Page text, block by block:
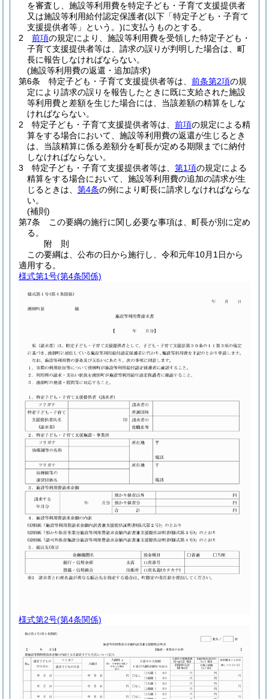
を審査し、施設等利用費を特定子ども・子育て支援提供者
又は施設等利用給付認定保護者(以下「特定子ども・子育て
支援提供者等」という。)に支払うものとする。
2
前項の規定により、施設等利用費を受領した特定子ども・
子育て支援提供者等は、請求の誤りが判明した場合は、町
長に報告しなければならない。
(施設等利用費の返還・追加請求)
第6条
特定子ども・子育て支援提供者等は、 前条第2項の規
定により請求の誤りを報告したときに既に支給された施設
等利用費と差額を生じた場合には、当該差額の精算をしな
ければならない。
2
特定子ども・子育て支援提供者等は、 前項の規定による精
算をする場合において、施設等利用費の返還が生じるとき
は、当該精算に係る差額分を町長が定める期限までに納付
しなければならない。
3
特定子ども・子育て支援提供者等は、 第1項の規定による
精算をする場合において、施設等利用費の追加の請求が生
じるときは、 第4条の例により町長に請求しなければならな
い。
(補則)
第7条
この要綱の施行に関し必要な事項は、町長が別に定め
る。
附 則
この要綱は、公布の日から施行し、令和元年10月1日から
適用する。
様式第1号(第4条関係)
様式第2号(第4条関係)